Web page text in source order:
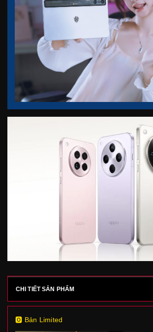
CHI TIẾT SẢN PHẨM
🅾 Bản Limited